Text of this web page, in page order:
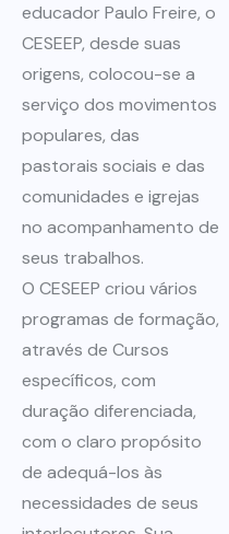
educador Paulo Freire, o
CESEEP, desde suas
origens, colocou-se a
serviço dos movimentos
populares, das
pastorais sociais e das
comunidades e igrejas
no acompanhamento de
seus trabalhos.
O CESEEP criou vários
programas de formação,
através de Cursos
específicos, com
duração diferenciada,
com o claro propósito
de adequá-los às
necessidades de seus